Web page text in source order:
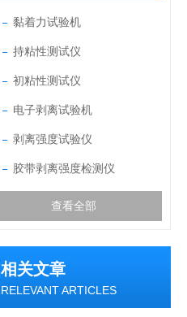
黏着力试验机
持粘性测试仪
初粘性测试仪
电子剥离试验机
剥离强度试验仪
胶带剥离强度检测仪
查看全部
相关文章
RELEVANT ARTICLES